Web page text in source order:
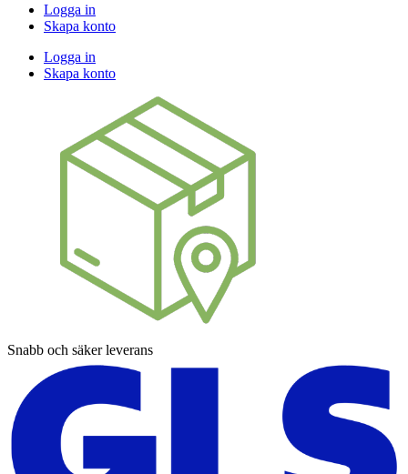
Logga in
Skapa konto
Logga in
Skapa konto
Snabb och säker leverans